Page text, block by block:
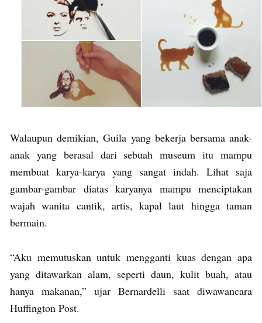
Walaupun demikian, Guila yang bekerja bersama anak-
anak yang berasal dari sebuah museum itu mampu
membuat karya-karya yang sangat indah. Lihat saja
gambar-gambar diatas karyanya mampu menciptakan
wajah wanita cantik, artis, kapal laut hingga taman
bermain.
“Aku memutuskan untuk mengganti kuas dengan apa
yang ditawarkan alam, seperti daun, kulit buah, atau
hanya makanan,” ujar Bernardelli saat diwawancara
Huffington Post.